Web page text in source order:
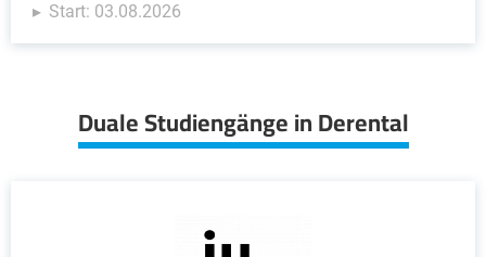
Start: 03.08.2026
Duale Studiengänge in Derental